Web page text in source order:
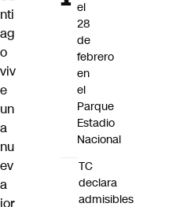
nti
ag
o
viv
e
un
a
nu
ev
a
el
28
de
febrero
en
el
Parque
Estadio
Nacional
TC
declara
admisibles